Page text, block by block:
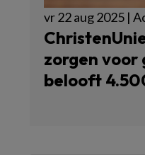
vr 22 aug 2025 |
zorgen voor
belooft